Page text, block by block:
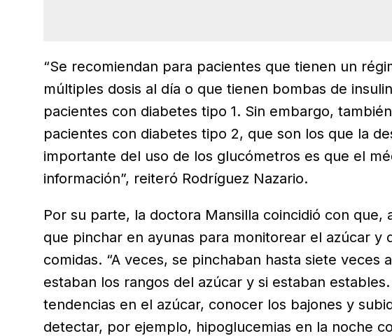
“Se recomiendan para pacientes que tienen un
múltiples dosis al día o que tienen bombas de
pacientes con diabetes tipo 1. Sin embargo,
pacientes con diabetes tipo 2, que son los que la
importante del uso de los glucómetros es que el
información”, reiteró Rodríguez Nazario.
Por su parte, la doctora Mansilla coincidió con que,
que pinchar en ayunas para monitorear el azúcar y
comidas. “A veces, se pinchaban hasta siete veces
estaban los rangos del azúcar y si estaban
tendencias en el azúcar, conocer los bajones y
detectar, por ejemplo, hipoglucemias en la noche